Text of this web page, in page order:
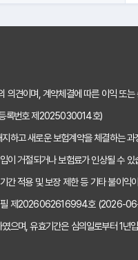
의견이며, 계약체결에 따른 이익 또
록번호 제2025030014호)
하고 새로운 보험계약을 체결하는 과
이 거절되거나 보험료가 인상될 수 있
간 적용 및 보장 제한 등 기타 불이익
의필 제2026062616994호 (2026-
으며, 유효기간은 심의일로부터 1년